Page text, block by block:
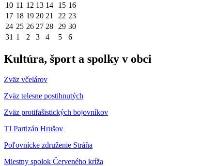
10 11 12 13 14 15 16
17 18 19 20 21 22 23
24 25 26 27 28 29 30
31 1 2 3 4 5 6
Kultúra, šport a spolky v obci
Zväz včelárov
Zväz telesne postihnutých
Zväz protifašistických bojovníkov
TJ Partizán Hrušov
Poľovnícke združenie Stráňa
Miestny spolok Červeného kríža